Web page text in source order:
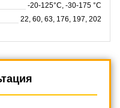
-20-125°C, -30-175 °C
22, 60, 63, 176, 197, 202